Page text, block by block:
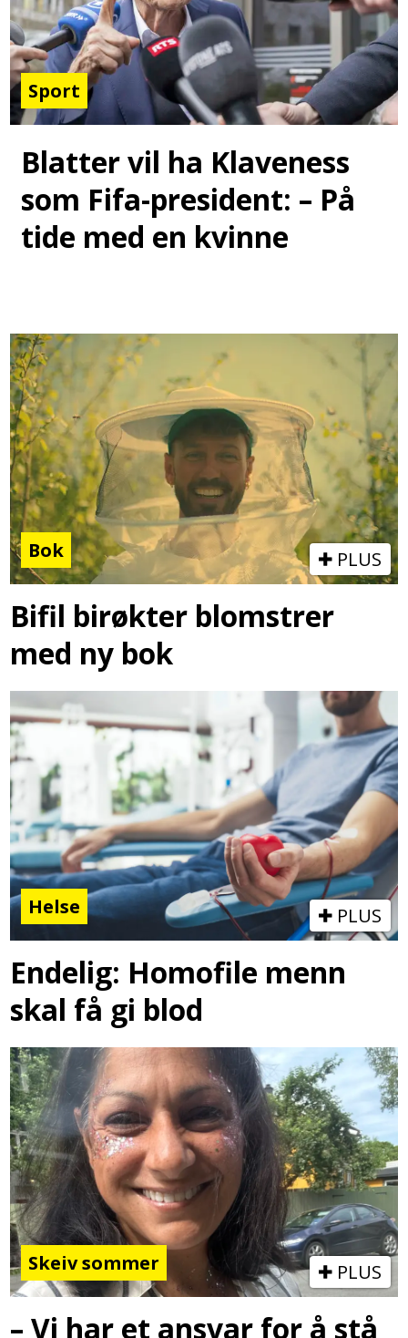
Sport
Blatter vil ha Klaveness
som Fifa-president: – På
tide med en kvinne
Bok PLUS
Bifil birøkter blomstrer
med ny bok
Helse PLUS
Endelig: Homofile menn
skal få gi blod
Skeiv sommer PLUS
– Vi har et ansvar for å stå